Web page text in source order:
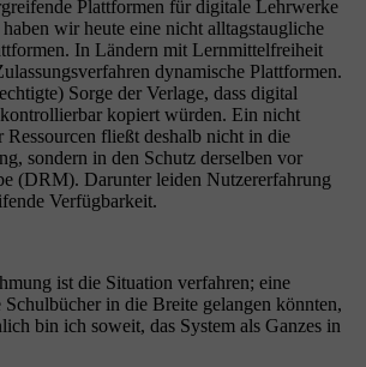
Plattformen für digitale Lehrwerke
wir heute eine nicht alltagstaugliche
In Ländern mit Lernmittelfreiheit
dynamische Plattformen.
Sorge der Verlage, dass digital
kopiert würden. Ein nicht
Ressourcen fließt deshalb nicht in die
sondern in den Schutz derselben vor
(DRM). Darunter leiden Nutzererfahrung
Verfügbarkeit.
ist die Situation verfahren; eine
in die Breite gelangen könnten,
bin ich soweit, das System als Ganzes in